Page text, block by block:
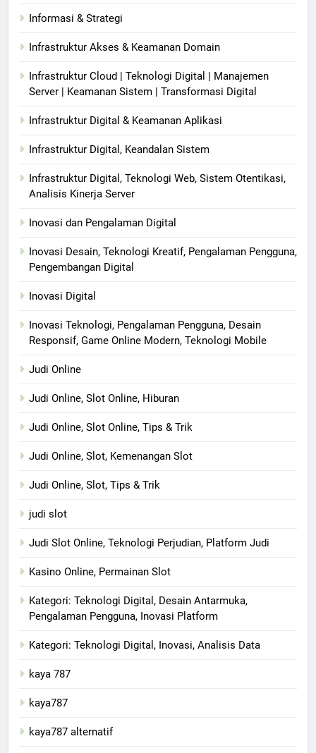
Informasi & Strategi
Infrastruktur Akses & Keamanan Domain
Infrastruktur Cloud | Teknologi Digital | Manajemen
Server | Keamanan Sistem | Transformasi Digital
Infrastruktur Digital & Keamanan Aplikasi
Infrastruktur Digital, Keandalan Sistem
Infrastruktur Digital, Teknologi Web, Sistem Otentikasi,
Analisis Kinerja Server
Inovasi dan Pengalaman Digital
Inovasi Desain, Teknologi Kreatif, Pengalaman Pengguna,
Pengembangan Digital
Inovasi Digital
Inovasi Teknologi, Pengalaman Pengguna, Desain
Responsif, Game Online Modern, Teknologi Mobile
Judi Online
Judi Online, Slot Online, Hiburan
Judi Online, Slot Online, Tips & Trik
Judi Online, Slot, Kemenangan Slot
Judi Online, Slot, Tips & Trik
judi slot
Judi Slot Online, Teknologi Perjudian, Platform Judi
Kasino Online, Permainan Slot
Kategori: Teknologi Digital, Desain Antarmuka,
Pengalaman Pengguna, Inovasi Platform
Kategori: Teknologi Digital, Inovasi, Analisis Data
kaya 787
kaya787
kaya787 alternatif